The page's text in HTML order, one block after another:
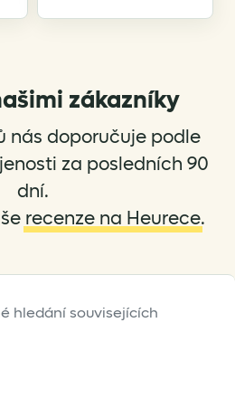
multiple
options
may
be
chosen
on
product
zákazníky
nás doporučuje podle
za posledních 90
dní.
recenze na Heurece.
hledání souvisejících